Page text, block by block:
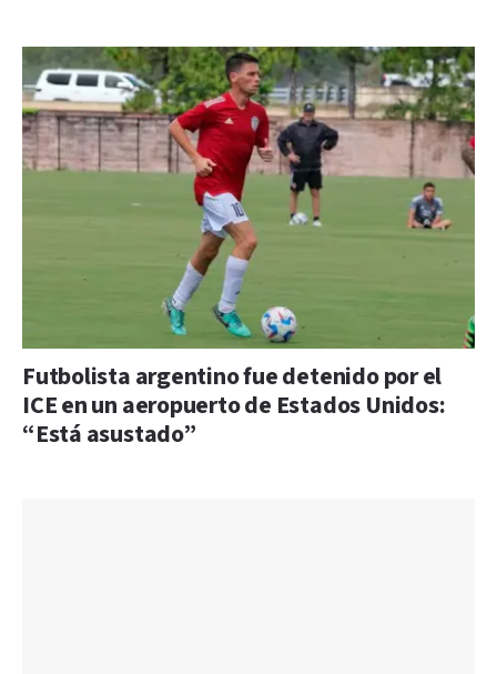
Futbolista argentino fue detenido por el
ICE en un aeropuerto de Estados Unidos:
“Está asustado”